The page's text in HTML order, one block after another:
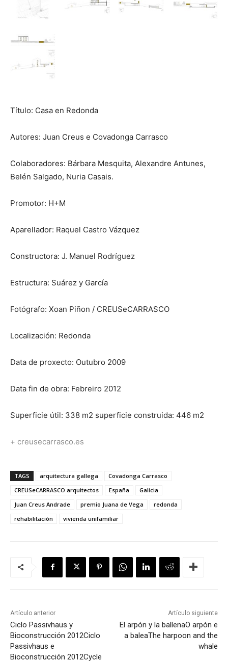
Título: Casa en Redonda
Autores: Juan Creus e Covadonga Carrasco
Colaboradores: Bárbara Mesquita, Alexandre Antunes,
Belén Salgado, Nuria Casais.
Promotor: H+M
Aparellador: Raquel Castro Vázquez
Constructora: J. Manuel Rodríguez
Estructura: Suárez y García
Fotógrafo: Xoan Piñon / CREUSeCARRASCO
Localización: Redonda
Data de proxecto: Outubro 2009
Data fin de obra: Febreiro 2012
Superficie útil: 338 m2 superficie construida: 446 m2
+ creusecarrasco.es
TAGS arquitectura gallega
Covadonga Carrasco
CREUSeCARRASCO arquitectos
España
Galicia
Juan Creus Andrade
premio Juana de Vega
redonda
rehabilitación
vivienda unifamiliar
Artículo anterior
Ciclo Passivhaus y
Bioconstrucción 2012Ciclo
Passivhaus e
Bioconstrucción 2012Cycle
Artículo siguiente
El arpón y la ballenaO arpón e
a baleaThe harpoon and the
whale